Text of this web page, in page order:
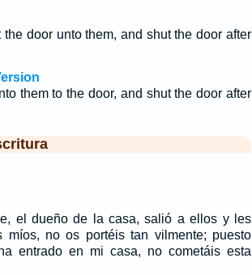
door unto them, and shut the door after
them to the door, and shut the door after
el dueño de la casa, salió a ellos y les
míos, no os portéis tan vilmente; puesto
entrado en mi casa, no cometáis esta